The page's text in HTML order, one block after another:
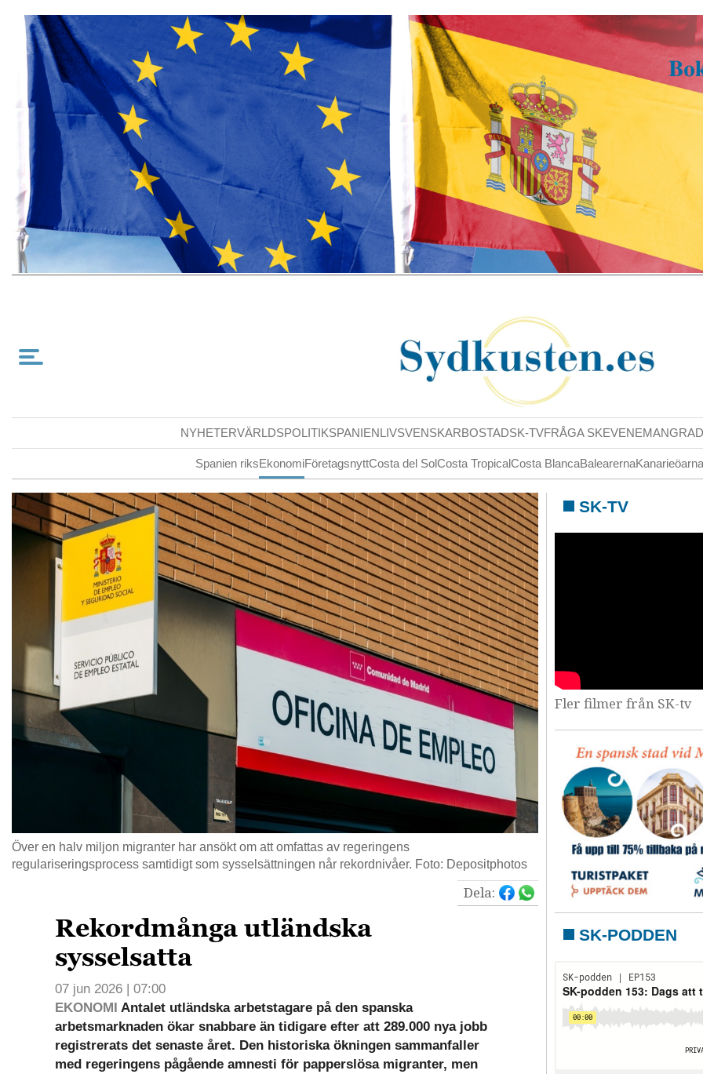
NYHETERVÄRLDSPOLITIKSPANIENLIVSVENSKARBOSTADSK-TVFRÅGA SKEVENEMANG
Spanien riksEkonomiFöretagsnyttCosta del SolCosta TropicalCosta BlancaBalearerna
Över en halv miljon migranter har ansökt om att omfattas av regeringens
regulariseringsprocess samtidigt som sysselsättningen når rekordnivåer. Foto: Depositphotos
Dela:
Rekordmånga utländska
sysselsatta
07 jun 2026 | 07:00
EKONOMI Antalet utländska arbetstagare på den spanska
arbetsmarknaden ökar snabbare än tidigare efter att 289.000 nya jobb
registrerats det senaste året. Den historiska ökningen sammanfaller
med regeringens pågående amnesti för papperslösa migranter, men
SK-TV
Fler filmer från SK-tv
SK-PODDEN